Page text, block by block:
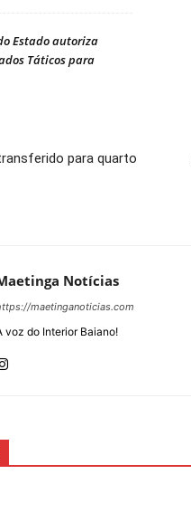
Estado autoriza
Táticos para
para quarto
Notícias
maetinganoticias.com
voz do Interior Baiano!